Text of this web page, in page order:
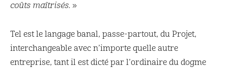
coûts maîtrisés. »
Tel est le langage banal, passe-partout, du Projet,
interchangeable avec n’importe quelle autre
entreprise, tant il est dicté par l’ordinaire du dogme